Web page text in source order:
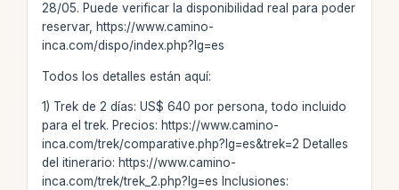
28/05. Puede verificar la disponibilidad real para poder
reservar, https://www.camino-
inca.com/dispo/index.php?lg=es
Todos los detalles están aquí:
1) Trek de 2 días: US$ 640 por persona, todo incluido
para el trek. Precios: https://www.camino-
inca.com/trek/comparative.php?lg=es&trek=2 Detalles
del itinerario: https://www.camino-
inca.com/trek/trek_2.php?lg=es Inclusiones: